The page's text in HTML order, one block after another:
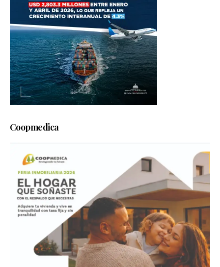
Coopmedica